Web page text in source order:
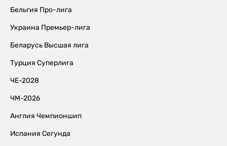
Бельгия Про-лига
Украина Премьер-лига
Беларусь Высшая лига
Турция Суперлига
ЧЕ-2028
ЧМ-2026
Англия Чемпионшип
Испания Сегунда